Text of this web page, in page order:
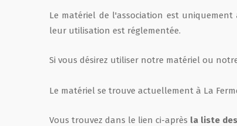
Le matériel de l'association est uniquement
leur utilisation est réglementée.
Si vous désirez utiliser notre matériel ou
Le matériel se trouve actuellement à La
Vous trouvez dans le lien ci-après la liste
Film de présentation
Partenaires